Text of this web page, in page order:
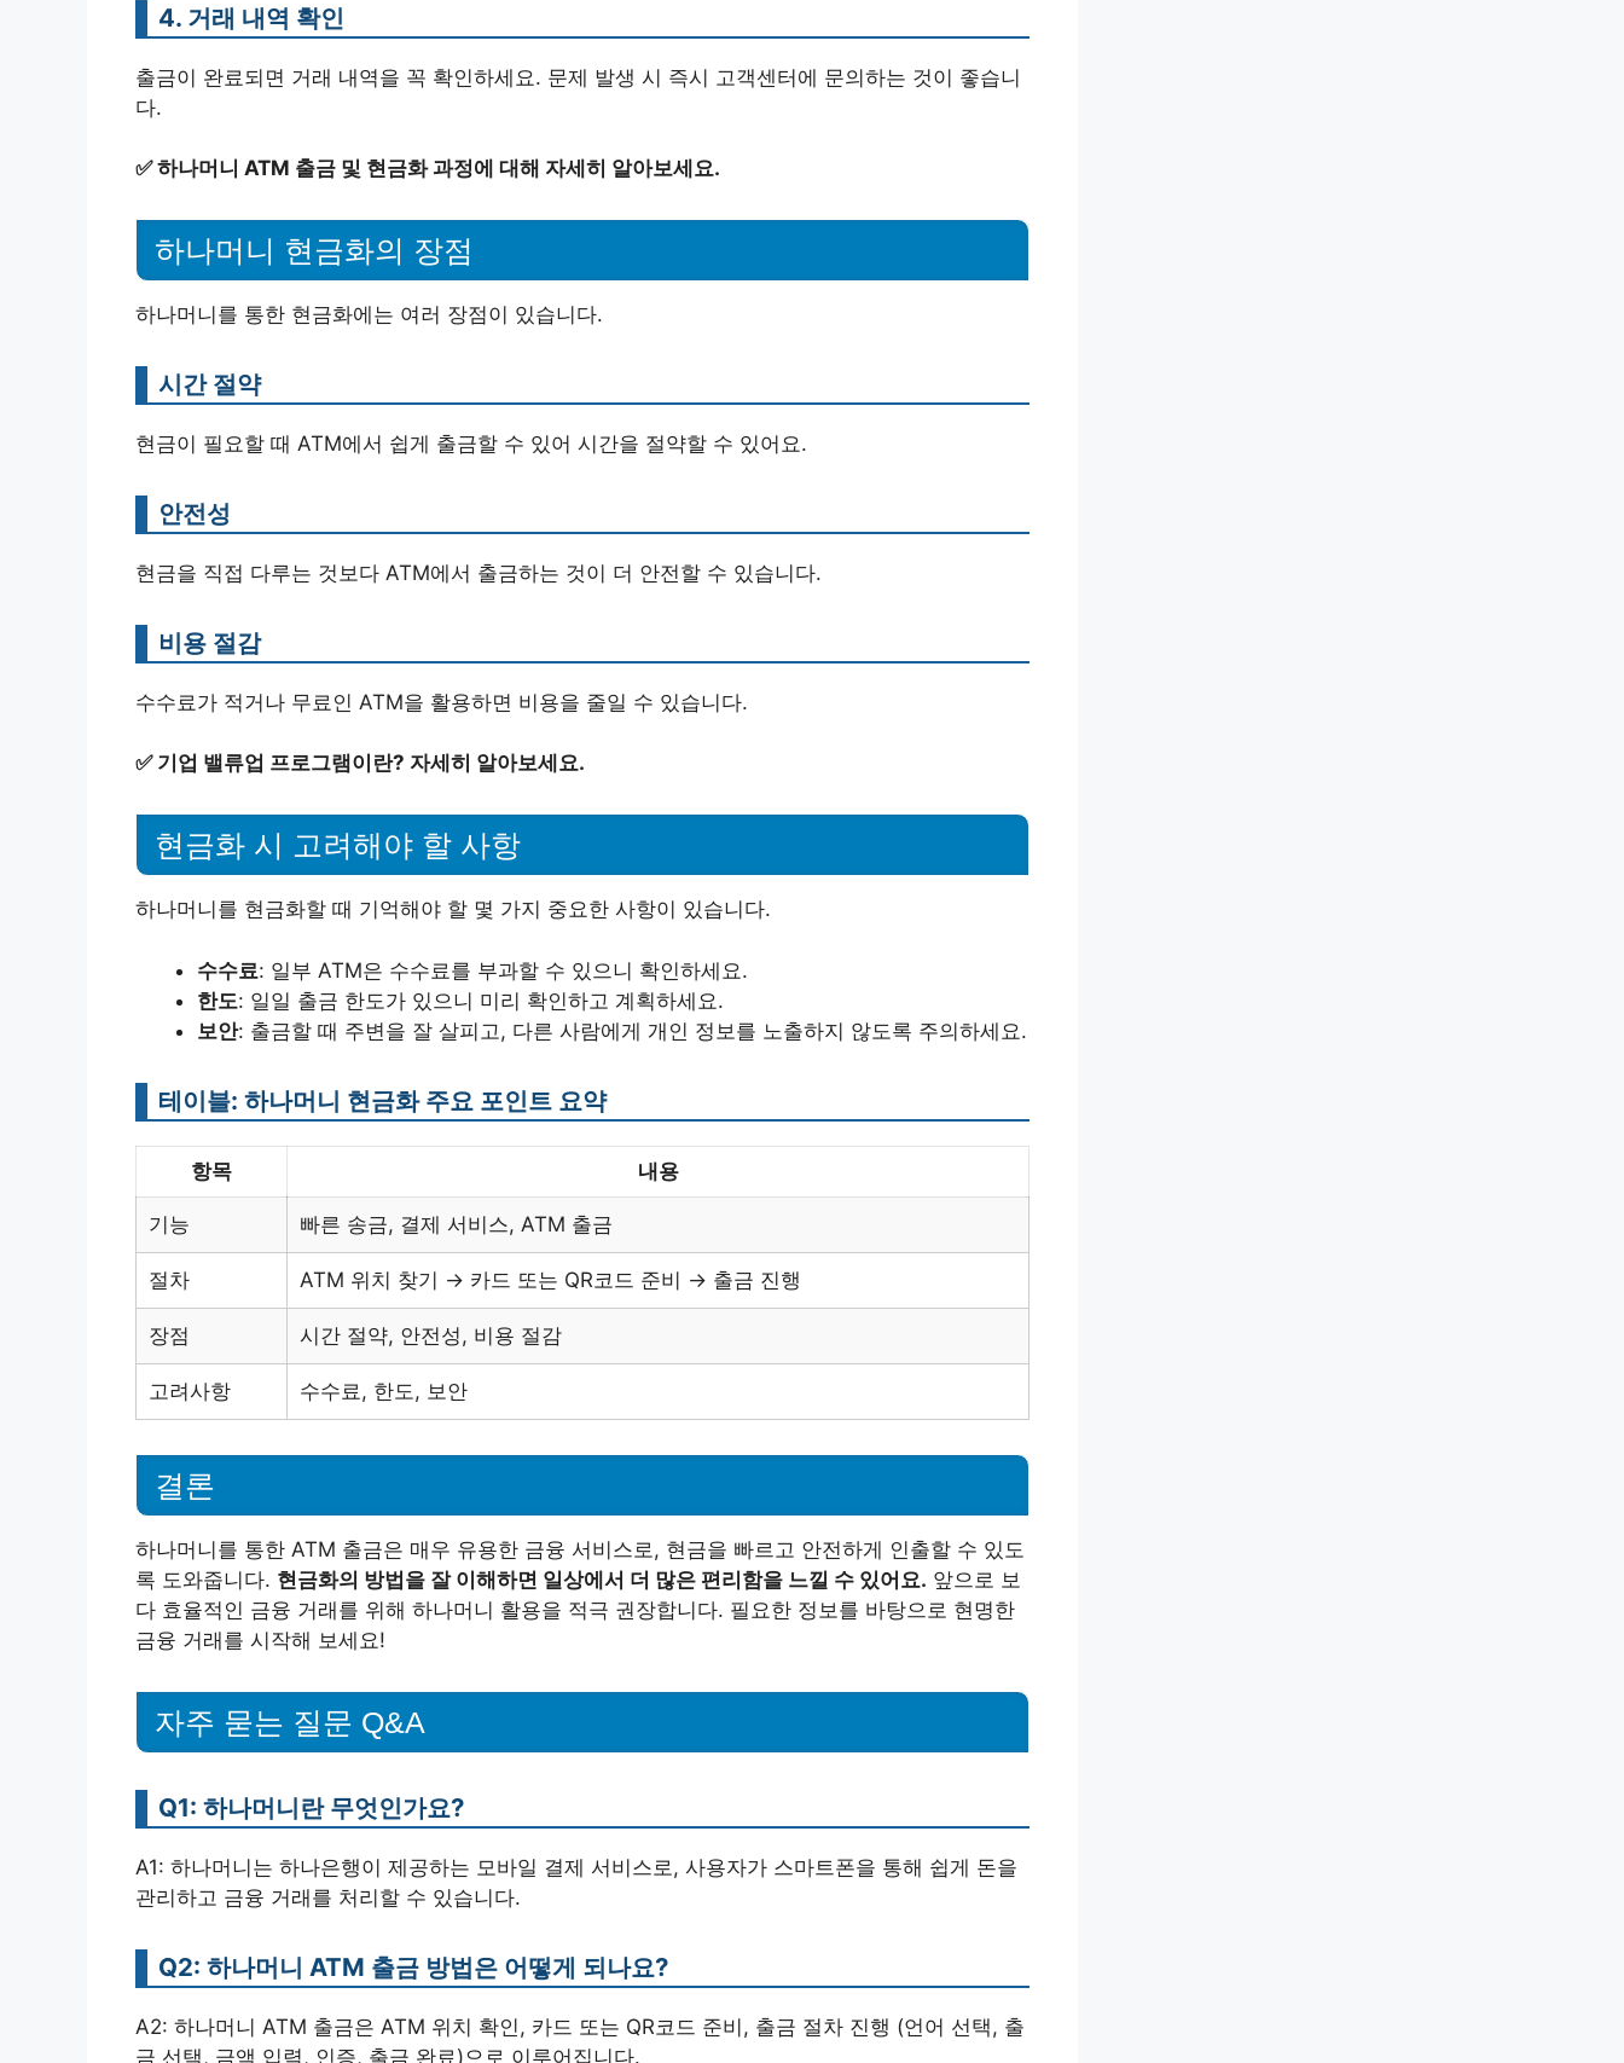
4. 거래 내역 확인
출금이 완료되면 거래 내역을 꼭 확인하세요. 문제 발생 시 즉시 고객센터에 문의하는 것이 좋습니
다.
✅하나머니 ATM 출금 및 현금화 과정에 대해 자세히 알아보세요.
하나머니 현금화의 장점
하나머니를 통한 현금화에는 여러 장점이 있습니다.
시간 절약
현금이 필요할 때 ATM에서 쉽게 출금할 수 있어 시간을 절약할 수 있어요.
안전성
현금을 직접 다루는 것보다 ATM에서 출금하는 것이 더 안전할 수 있습니다.
비용 절감
수수료가 적거나 무료인 ATM을 활용하면 비용을 줄일 수 있습니다.
✅ 기업 밸류업 프로그램이란? 자세히 알아보세요.
현금화 시 고려해야 할 사항
하나머니를 현금화할 때 기억해야 할 몇 가지 중요한 사항이 있습니다.
수수료: 일부 ATM은 수수료를 부과할 수 있으니 확인하세요.
한도: 일일 출금 한도가 있으니 미리 확인하고 계획하세요.
보안: 출금할 때 주변을 잘 살피고, 다른 사람에게 개인 정보를 노출하지 않도록 주의하세요.
테이블: 하나머니 현금화 주요 포인트 요약
항목 내용
기능 빠른 송금, 결제 서비스, ATM 출금
절차 ATM 위치 찾기 → 카드 또는 QR코드 준비 → 출금 진행
장점 시간 절약, 안전성, 비용 절감
고려사항 수수료, 한도, 보안
결론
하나머니를 통한 ATM 출금은 매우 유용한 금융 서비스로, 현금을 빠르고 안전하게 인출할 수 있도
록 도와줍니다. 현금화의 방법을 잘 이해하면 일상에서 더 많은 편리함을 느낄 수 있어요. 앞으로 보
다 효율적인 금융 거래를 위해 하나머니 활용을 적극 권장합니다. 필요한 정보를 바탕으로 현명한
금융 거래를 시작해 보세요!
자주 묻는 질문 Q&A
Q1: 하나머니란 무엇인가요?
A1: 하나머니는 하나은행이 제공하는 모바일 결제 서비스로, 사용자가 스마트폰을 통해 쉽게 돈을
관리하고 금융 거래를 처리할 수 있습니다.
Q2: 하나머니 ATM 출금 방법은 어떻게 되나요?
A2: 하나머니 ATM 출금은 ATM 위치 확인, 카드 또는 QR코드 준비, 출금 절차 진행 (언어 선택, 출
금 선택, 금액 입력, 인증, 출금 완료)으로 이루어집니다.